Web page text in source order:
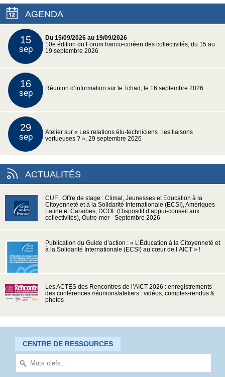
AGENDA
15
sep
Du 15/09/2026 au 19/09/2026
10e édition du Forum franco-coréen des collectivités, du 15 au
19 septembre 2026
16
sep Réunion d’information sur le Tchad, le 16 septembre 2026
29
sep
Atelier sur « Les relations élu-techniciens : les liaisons
vertueuses ? », 29 septembre 2026
ACTUALITÉS
CUF : Offre de stage : Climat, Jeunesses et Education à la
Citoyenneté et à la Solidarité Internationale (ECSI), Amériques
Latine et Caraïbes, DCOL (Dispositif d’appui-conseil aux
collectivités), Outre-mer - Septembre 2026
Publication du Guide d’action : « L’Éducation à la Citoyenneté et
à la Solidarité Internationale (ECSI) au cœur de l’AICT » !
Les ACTES des Rencontres de l’AICT 2026 : enregistrements
des conférences /réunions/ateliers : vidéos, comptes-rendus &
photos
CENTRE DE RESSOURCES